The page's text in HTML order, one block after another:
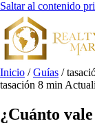
Saltar al contenido
Inicio / Guías /
tasación 8 min
¿Cuánto